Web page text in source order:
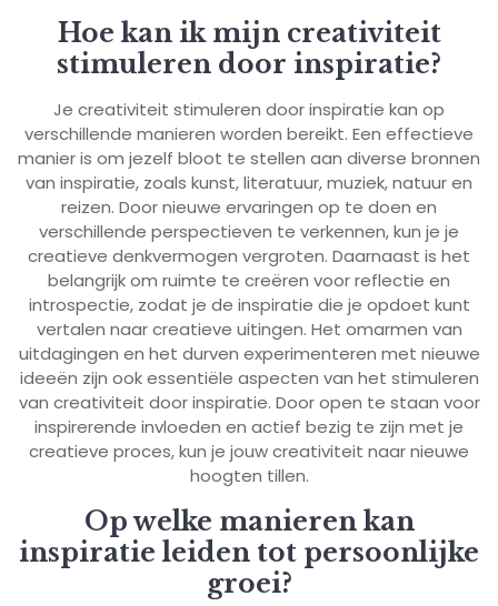
Hoe kan ik mijn creativiteit
stimuleren door inspiratie?
Je creativiteit stimuleren door inspiratie kan op
verschillende manieren worden bereikt. Een effectieve
manier is om jezelf bloot te stellen aan diverse bronnen
van inspiratie, zoals kunst, literatuur, muziek, natuur en
reizen. Door nieuwe ervaringen op te doen en
verschillende perspectieven te verkennen, kun je je
creatieve denkvermogen vergroten. Daarnaast is het
belangrijk om ruimte te creëren voor reflectie en
introspectie, zodat je de inspiratie die je opdoet kunt
vertalen naar creatieve uitingen. Het omarmen van
uitdagingen en het durven experimenteren met nieuwe
ideeën zijn ook essentiële aspecten van het stimuleren
van creativiteit door inspiratie. Door open te staan voor
inspirerende invloeden en actief bezig te zijn met je
creatieve proces, kun je jouw creativiteit naar nieuwe
hoogten tillen.
Op welke manieren kan
inspiratie leiden tot persoonlijke
groei?